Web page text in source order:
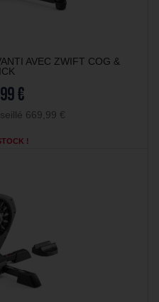
AVEC ZWIFT COG &
€
669,99 €
!